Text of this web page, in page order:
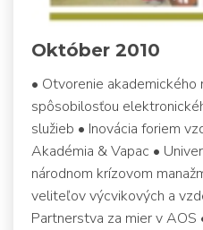
Október 2010
• Otvorenie
spôsobilosťou
služieb • Inovácia foriem
Akadémia & Vapac •
národnom krízovom
veliteľov výcvikových a
Partnerstva za mier v AOS